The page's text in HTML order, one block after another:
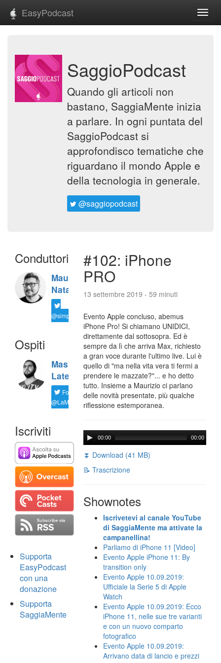
EasyPodcast
SaggioPodcast
Quando gli articoli non
bastano, SaggiaMente inizia
a parlare. In ogni puntata del
SaggioPodcast si
approfondisco tematiche che
riguardano il mondo Apple e
della tecnologia in generale.
@saggiopodcast
Conduttori
Maurizio
Natali
@simplemal
Ospiti
Massimiliano
Latella
Follow
@LaMaxImages
Iscriviti
Supporta
EasyPodcast
con una
donazione
Supporta
SaggiaMente
#102: iPhone
PRO
13 settembre 2019 - 59 minuti
Evento Apple concluso, abemus
iPhone Pro! Si chiamano UNIDICI,
direttamente dal sottosopra. Ed è
sempre da lì che arriva Max, richiesto
a gran voce durante l'ultimo live. Lui è
quello di "ma nella vita vera ti fermi a
prendere le mazzate?"... e ho detto
tutto. Insieme a Maurizio ci parlano
delle novità presentate, più qualche
riflessione estemporanea.
00:00 00:00
⏬ Download (41 MB)
📝 Trascrizione
Shownotes
Iscrivetevi al canale YouTube
di SaggiaMente ma attivate la
campanellina!
Parliamo di iPhone 11 [Video]
Evento Apple iPhone 11: By
transition only
Evento Apple 10.09.2019:
Ufficiale la Serie 5 di Apple
Watch
Evento Apple 10.09.2019: Ecco
iPhone 11, nelle sue tre varianti
e con un nuovo comparto
fotografico
Evento Apple 10.09.2019:
Arrivano data di lancio e prezzi